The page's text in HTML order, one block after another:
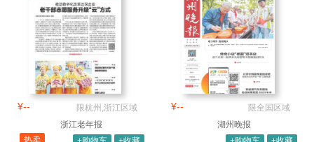
¥--
限杭州,浙江区域
浙江老年报
热卖
¥--
限全国区域
湖州晚报